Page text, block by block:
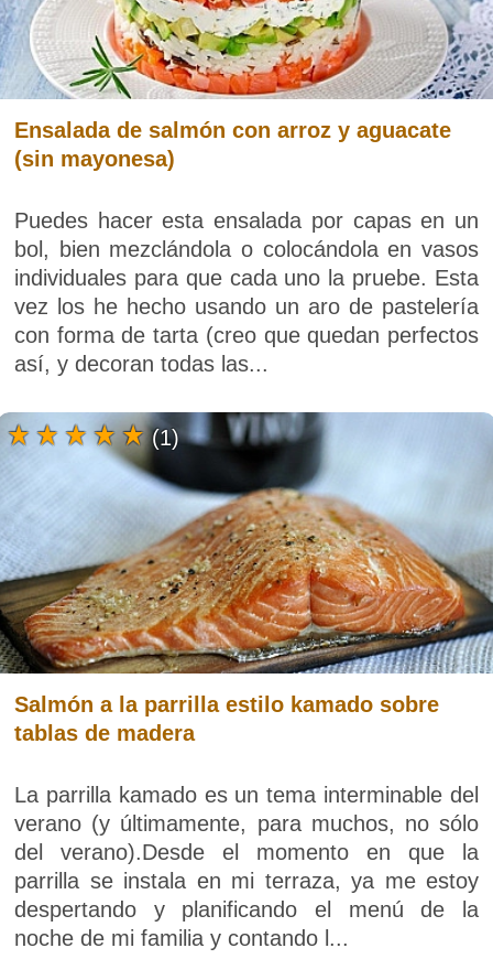
Ensalada de salmón con arroz y aguacate
(sin mayonesa)
Puedes hacer esta ensalada por capas en un
bol, bien mezclándola o colocándola en vasos
individuales para que cada uno la pruebe. Esta
vez los he hecho usando un aro de pastelería
con forma de tarta (creo que quedan perfectos
así, y decoran todas las...
Salmón a la parrilla estilo kamado sobre
tablas de madera
La parrilla kamado es un tema interminable del
verano (y últimamente, para muchos, no sólo
del verano).Desde el momento en que la
parrilla se instala en mi terraza, ya me estoy
despertando y planificando el menú de la
noche de mi familia y contando l...
(1)